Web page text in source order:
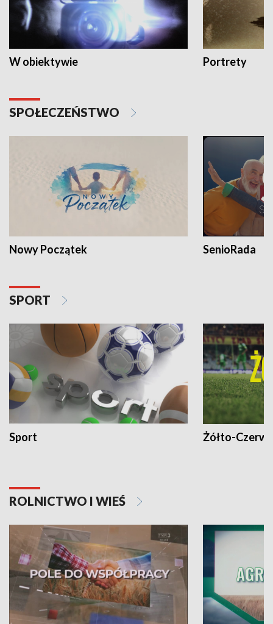
W obiektywie Portrety
SPOŁECZEŃSTWO
Nowy Początek SenioRada
SPORT
Sport Żółto-
ROLNICTWO I WIEŚ